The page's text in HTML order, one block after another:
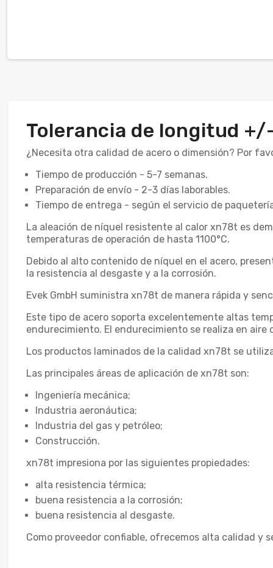
Tolerancia de longitud
¿Necesita otra calidad de acero o dimensión? Por
Tiempo de producción - 5-7 semanas.
Preparación de envío - 2-3 días laborables.
Tiempo de entrega - según el servicio de
La aleación de níquel resistente al calor xn78t es
temperaturas de operación de hasta 1100°C.
Debido al alto contenido de níquel en el acero,
la resistencia al desgaste y a la corrosión.
Evek GmbH suministra xn78t de manera rápida y
Este tipo de acero soporta excelentemente altas
endurecimiento. El endurecimiento se realiza en aire
Los productos laminados de la calidad xn78t se
Las principales áreas de aplicación de xn78t son:
Ingeniería mecánica;
Industria aeronáutica;
Industria del gas y petróleo;
Construcción.
xn78t impresiona por las siguientes propiedades:
alta resistencia térmica;
buena resistencia a la corrosión;
buena resistencia al desgaste.
Como proveedor confiable, ofrecemos alta calidad y